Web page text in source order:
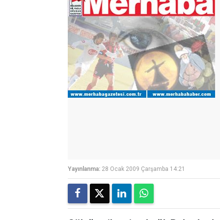
Yayınlanma: 28 Ocak 2009 Çarşamba 14:21